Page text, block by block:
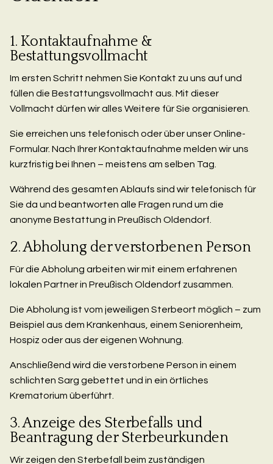
1. Kontaktaufnahme &
Bestattungsvollmacht
Im ersten Schritt nehmen Sie Kontakt zu uns auf und
füllen die Bestattungsvollmacht aus. Mit dieser
Vollmacht dürfen wir alles Weitere für Sie organisieren.
Sie erreichen uns telefonisch oder über unser Online-
Formular. Nach Ihrer Kontaktaufnahme melden wir uns
kurzfristig bei Ihnen – meistens am selben Tag.
Während des gesamten Ablaufs sind wir telefonisch für
Sie da und beantworten alle Fragen rund um die
anonyme Bestattung in Preußisch Oldendorf.
2. Abholung der verstorbenen Person
Für die Abholung arbeiten wir mit einem erfahrenen
lokalen Partner in Preußisch Oldendorf zusammen.
Die Abholung ist vom jeweiligen Sterbeort möglich – zum
Beispiel aus dem Krankenhaus, einem Seniorenheim,
Hospiz oder aus der eigenen Wohnung.
Anschließend wird die verstorbene Person in einem
schlichten Sarg gebettet und in ein örtliches
Krematorium überführt.
3. Anzeige des Sterbefalls und
Beantragung der Sterbeurkunden
Wir zeigen den Sterbefall beim zuständigen